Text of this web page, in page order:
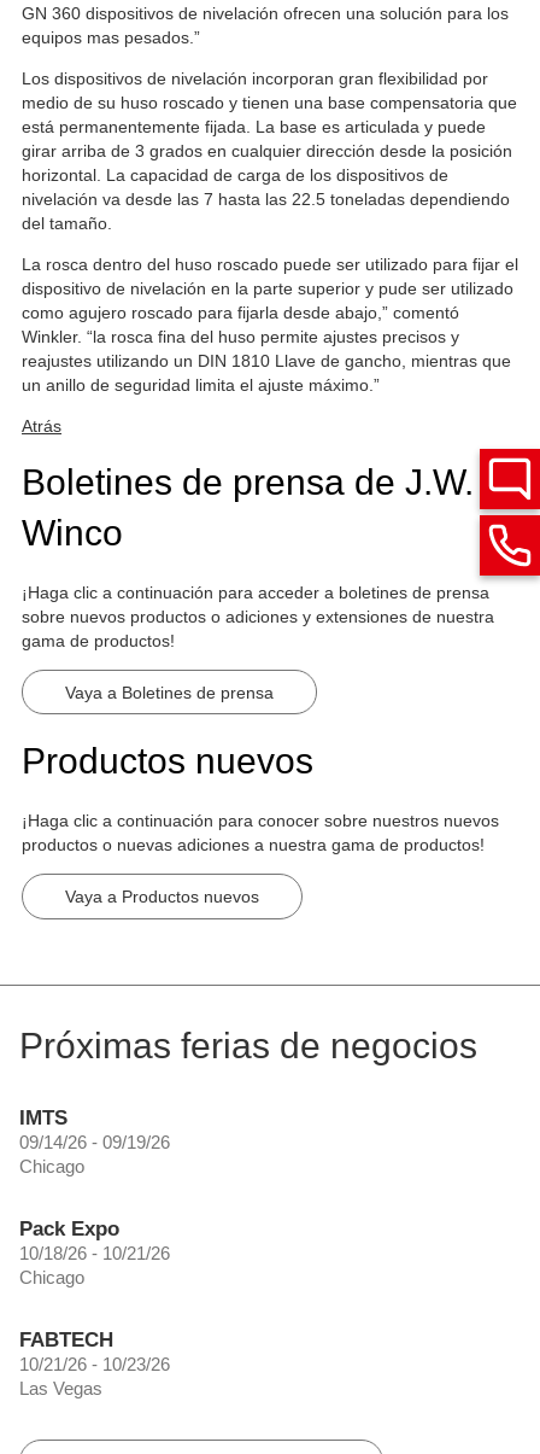
GN 360 dispositivos de nivelación ofrecen una solución para los
equipos mas pesados.”
Los dispositivos de nivelación incorporan gran flexibilidad por
medio de su huso roscado y tienen una base compensatoria que
está permanentemente fijada. La base es articulada y puede
girar arriba de 3 grados en cualquier dirección desde la posición
horizontal. La capacidad de carga de los dispositivos de
nivelación va desde las 7 hasta las 22.5 toneladas dependiendo
del tamaño.
La rosca dentro del huso roscado puede ser utilizado para fijar el
dispositivo de nivelación en la parte superior y pude ser utilizado
como agujero roscado para fijarla desde abajo,” comentó
Winkler. “la rosca fina del huso permite ajustes precisos y
reajustes utilizando un DIN 1810 Llave de gancho, mientras que
un anillo de seguridad limita el ajuste máximo.”
Atrás
Boletines de prensa de J.W.
Winco
¡Haga clic a continuación para acceder a boletines de prensa
sobre nuevos productos o adiciones y extensiones de nuestra
gama de productos!
Vaya a Boletines de prensa
Productos nuevos
¡Haga clic a continuación para conocer sobre nuestros nuevos
productos o nuevas adiciones a nuestra gama de productos!
Vaya a Productos nuevos
Próximas ferias de negocios
IMTS
09/14/26 - 09/19/26
Chicago
Pack Expo
10/18/26 - 10/21/26
Chicago
FABTECH
10/21/26 - 10/23/26
Las Vegas